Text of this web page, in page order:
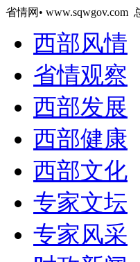
省情网• www.sqwgov.com
西部风情
省情观察
西部发展
西部健康
西部文化
专家文坛
专家风采